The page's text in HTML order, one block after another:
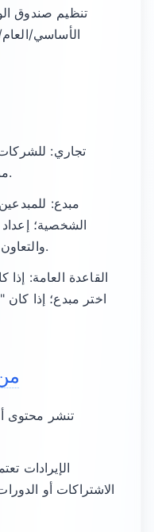
تنظيم صندوق
الأساسي/
تجاري: للشركات
مرتبط بالكتالوجات والتسوق.
مبدع: للمبدعين
الشخصية؛
والتعاون تناسب سير العمل الفردي.
القاعدة العامة:
اختر مبدع؛ إذا
تنشر محتوى
الإيرادات
الاشتراكات أو